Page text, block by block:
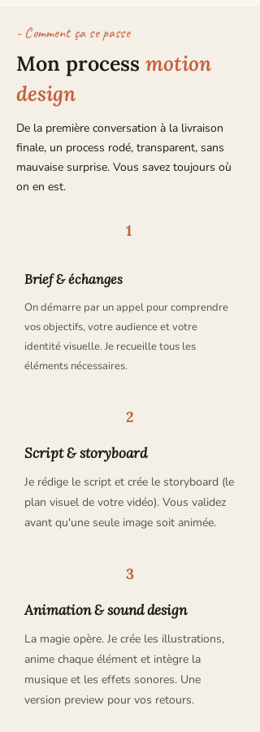
- Comment ça se passe
Mon process motion
design
De la première conversation à la livraison
finale, un process rodé, transparent, sans
mauvaise surprise. Vous savez toujours où
on en est.
1
Brief & échanges
On démarre par un appel pour comprendre
vos objectifs, votre audience et votre
identité visuelle. Je recueille tous les
éléments nécessaires.
2
Script & storyboard
Je rédige le script et crée le storyboard (le
plan visuel de votre vidéo). Vous validez
avant qu'une seule image soit animée.
3
Animation & sound design
La magie opère. Je crée les illustrations,
anime chaque élément et intègre la
musique et les effets sonores. Une
version preview pour vos retours.